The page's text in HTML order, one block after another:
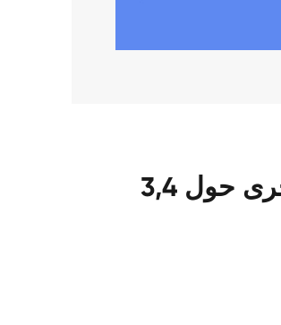
بعض المعلومات الأخرى حول 3,4 '-Oxydianiline